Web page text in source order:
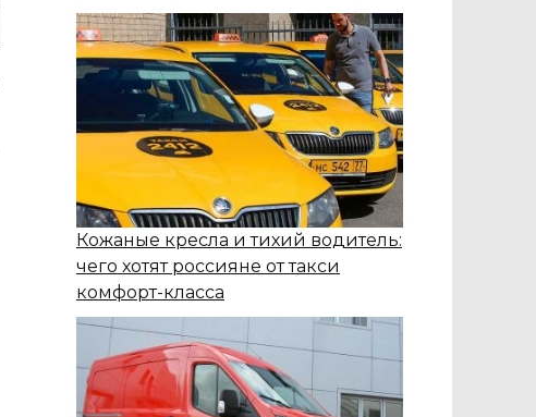
Кожаные кресла и тихий водитель:
чего хотят россияне от такси
комфорт-класса